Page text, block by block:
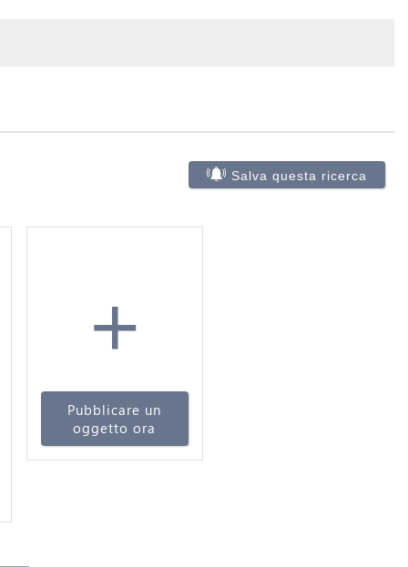
Salva questa ricerca
+
Pubblicare un
oggetto ora